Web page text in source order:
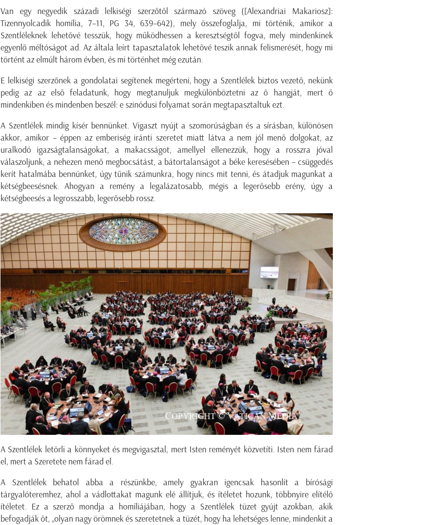
Van egy negyedik századi lelkiségi szerzőtől származó szöveg ([Alexandriai Makariosz]:
Tizennyolcadik homília, 7–11, PG 34, 639–642), mely összefoglalja, mi történik, amikor a
Szentléleknek lehetővé tesszük, hogy működhessen a keresztségtől fogva, mely mindenkinek
egyenlő méltóságot ad. Az általa leírt tapasztalatok lehetővé teszik annak felismerését, hogy mi
történt az elmúlt három évben, és mi történhet még ezután.
E lelkiségi szerzőnek a gondolatai segítenek megérteni, hogy a Szentlélek biztos vezető, nekünk
pedig az az első feladatunk, hogy megtanuljuk megkülönböztetni az ő hangját, mert ő
mindenkiben és mindenben beszél: e szinódusi folyamat során megtapasztaltuk ezt.
A Szentlélek mindig kísér bennünket. Vigaszt nyújt a szomorúságban és a sírásban, különösen
akkor, amikor – éppen az emberiség iránti szeretet miatt látva a nem jól menő dolgokat, az
uralkodó igazságtalanságokat, a makacsságot, amellyel ellenezzük, hogy a rosszra jóval
válaszoljunk, a nehezen menő megbocsátást, a bátortalanságot a béke keresésében – csüggedés
kerít hatalmába bennünket, úgy tűnik számunkra, hogy nincs mit tenni, és átadjuk magunkat a
kétségbeesésnek. Ahogyan a remény a legalázatosabb, mégis a legerősebb erény, úgy a
kétségbeesés a legrosszabb, legerősebb rossz.
A Szentlélek letörli a könnyeket és megvigasztal, mert Isten reményét közvetíti. Isten nem fárad
el, mert a Szeretete nem fárad el.
A Szentlélek behatol abba a részünkbe, amely gyakran igencsak hasonlít a bírósági
tárgyalóteremhez, ahol a vádlottakat magunk elé állítjuk, és ítéletet hozunk, többnyire elítélő
ítéletet. Ez a szerző mondja a homíliájában, hogy a Szentlélek tüzet gyújt azokban, akik
befogadják őt, „olyan nagy örömnek és szeretetnek a tüzét, hogy ha lehetséges lenne, mindenkit a